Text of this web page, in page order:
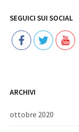
SEGUICI SUI SOCIAL
ARCHIVI
ottobre 2020